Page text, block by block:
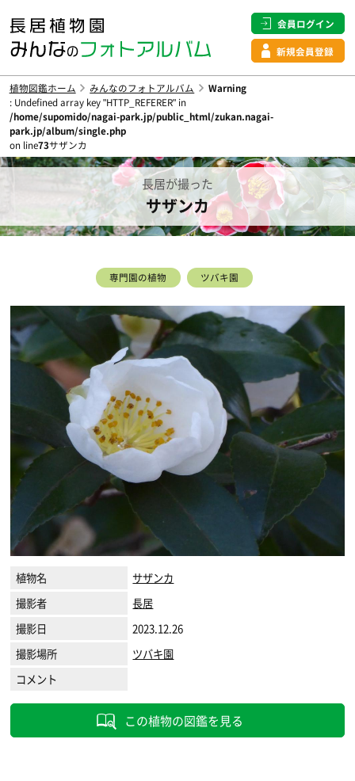
会員ログイン
新規会員登録
植物図鑑ホーム みんなのフォトアルバム
Warning
: Undefined array key "HTTP_REFERER" in
/home/supomido/nagai-park.jp/public_html/zukan.nagai-
park.jp/album/single.php
on line73サザンカ
長居が撮った
サザンカ
専門園の植物 ツバキ園
植物名
サザンカ
撮影者
長居
撮影日
2023.12.26
撮影場所
ツバキ園
コメント
この植物の図鑑を見る